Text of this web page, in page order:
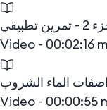
Video - 00:02:16
Video - 00:00:55